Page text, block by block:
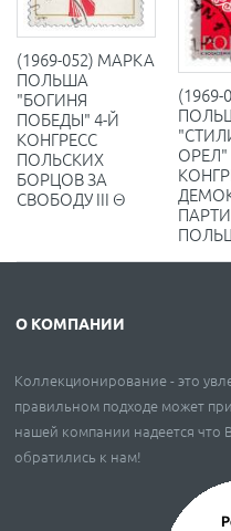
(1969-052) МАРКА
ПОЛЬША
"БОГИНЯ
ПОБЕДЫ" 4-Й
КОНГРЕСС
ПОЛЬСКИХ
БОРЦОВ ЗА
СВОБОДУ III Θ
ОРЕЛ"
О КОМПАНИИ
Коллекционирование - это
правильном подходе может
нашей компании надеется что
обратились к нам!